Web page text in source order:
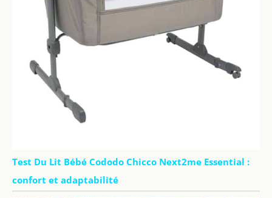
Test Du Lit Bébé Cododo Chicco Next2me Essential :
confort et adaptabilité